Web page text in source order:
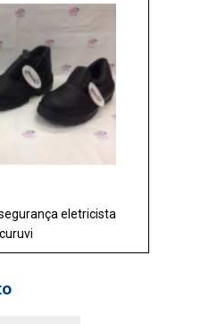
eletricista